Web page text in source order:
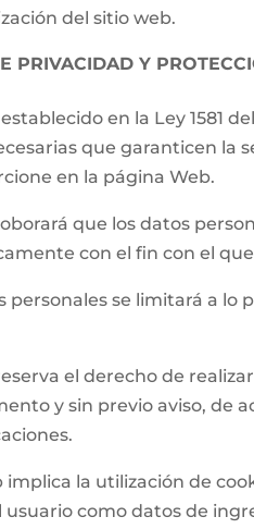
del sitio web.
PRIVACIDAD Y
en la Ley 1581
que garanticen la
en la página Web.
que los datos
con el fin con el
personales se limitará a
el derecho de
y sin previo aviso, de
implica la utilización de
como datos de